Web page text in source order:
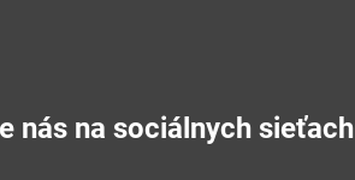
nás na sociálnych sieťach